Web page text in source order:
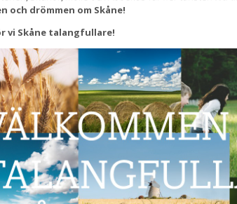
och drömmen om Skåne!
vi Skåne talangfullare!